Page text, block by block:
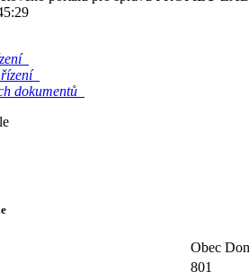
dokumentů
Obec
801